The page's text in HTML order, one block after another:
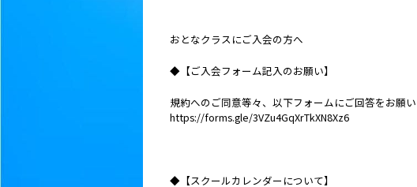
おとなクラスにご入会の方へ
◆【ご入会フォーム記入のお願い】
規約へのご同意等々、以下フォームにご回答をお願い
https://forms.gle/3VZu4GqXrTkXN8Xz6
◆【スクールカレンダーについて】